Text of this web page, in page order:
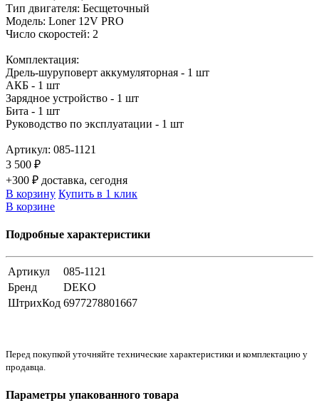
Тип двигателя: Бесщеточный
Модель: Loner 12V PRO
Число скоростей: 2
Комплектация:
Дрель-шуруповерт аккумуляторная - 1 шт
АКБ - 1 шт
Зарядное устройство - 1 шт
Бита - 1 шт
Руководство по эксплуатации - 1 шт
Артикул: 085-1121
3 500 ₽
+300 ₽ доставка, сегодня
В корзину Купить в 1 клик
В корзине
Подробные характеристики
Артикул
085-1121
Бренд
DEKO
ШтрихКод 6977278801667
Перед покупкой уточняйте технические характеристики и комплектацию у
продавца.
Параметры упакованного товара